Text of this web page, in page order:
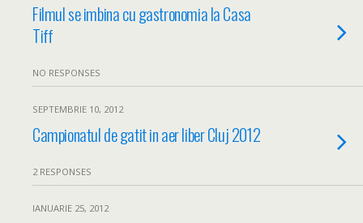
Filmul se imbina cu gastronomia la Casa
Tiff
NO RESPONSES
SEPTEMBRIE 10, 2012
Campionatul de gatit in aer liber Cluj 2012
2 RESPONSES
IANUARIE 25, 2012